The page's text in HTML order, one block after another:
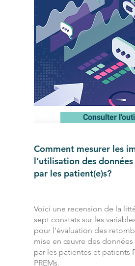
Consulter
Comment mesurer les
l’utilisation des
par les patient(e)s?
Voici une recension de la
sept constats sur les
pour l’évaluation des
mise en œuvre des données
par les patientes et patients
PREMs.